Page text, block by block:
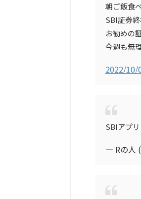
朝ご飯食
SBI証券
お勧めの
今週も無
2022/10/
SBIアプ
— Rの人